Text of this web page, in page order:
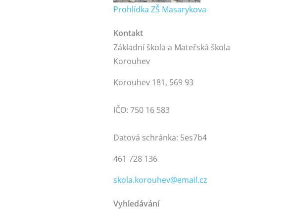
Prohlídka ZŠ Masarykova
Kontakt
Základní škola a Mateřská škola
Korouhev
Korouhev 181, 569 93
IČO: 750 16 583
Datová schránka: 5es7b4
461 728 136
skola.korouhev@email.cz
Vyhledávání